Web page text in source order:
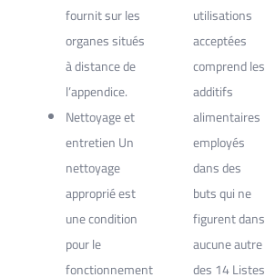
fournit sur les
organes situés
à distance de
l’appendice.
Nettoyage et
entretien Un
nettoyage
approprié est
une condition
pour le
fonctionnement
utilisations
acceptées
comprend les
additifs
alimentaires
employés
dans des
buts qui ne
figurent dans
aucune autre
des 14 Listes